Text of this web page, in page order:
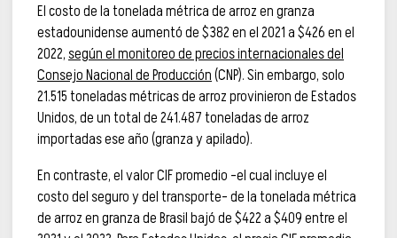
El costo de la tonelada métrica de arroz en granza
estadounidense aumentó de $382 en el 2021 a $426 en el
2022,según el monitoreo de precios internacionales del
Consejo Nacional de Producción(CNP). Sin embargo, solo
21.515 toneladas métricas de arroz provinieron de Estados
Unidos, de un total de 241.487 toneladas de arroz
importadas ese año (granza y apilado).
En contraste, el valor CIF promedio –el cual incluye el
costo del seguro y del transporte– de la tonelada métrica
de arroz en granza de Brasil bajó de $422 a $409 entre el